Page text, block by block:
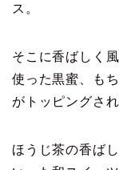
ス。
そこに香ばしく
使った黒蜜、も
がトッピングされ
ほうじ茶の香ば